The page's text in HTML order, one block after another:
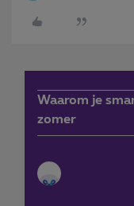
Waarom je
zomer